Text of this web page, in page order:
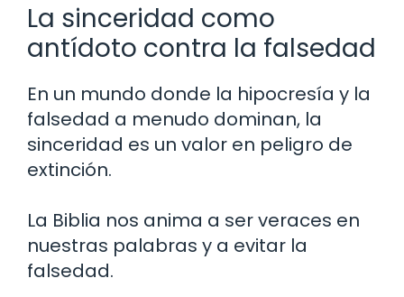
La sinceridad como
antídoto contra la falsedad
En un mundo donde la hipocresía y la
falsedad a menudo dominan, la
sinceridad es un valor en peligro de
extinción.
La Biblia nos anima a ser veraces en
nuestras palabras y a evitar la
falsedad.